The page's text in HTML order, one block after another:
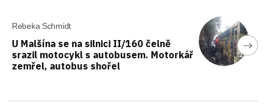
Rebeka Schmidt
U Malšína se na silnici II/160 čelně
srazil motocykl s autobusem. Motorkář
zemřel, autobus shořel